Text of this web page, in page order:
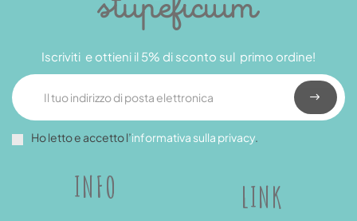
INFO LINK
Iscriviti e ottieni il 5% di sconto sul primo ordine!
Ho letto e accetto l’informativa sulla privacy.